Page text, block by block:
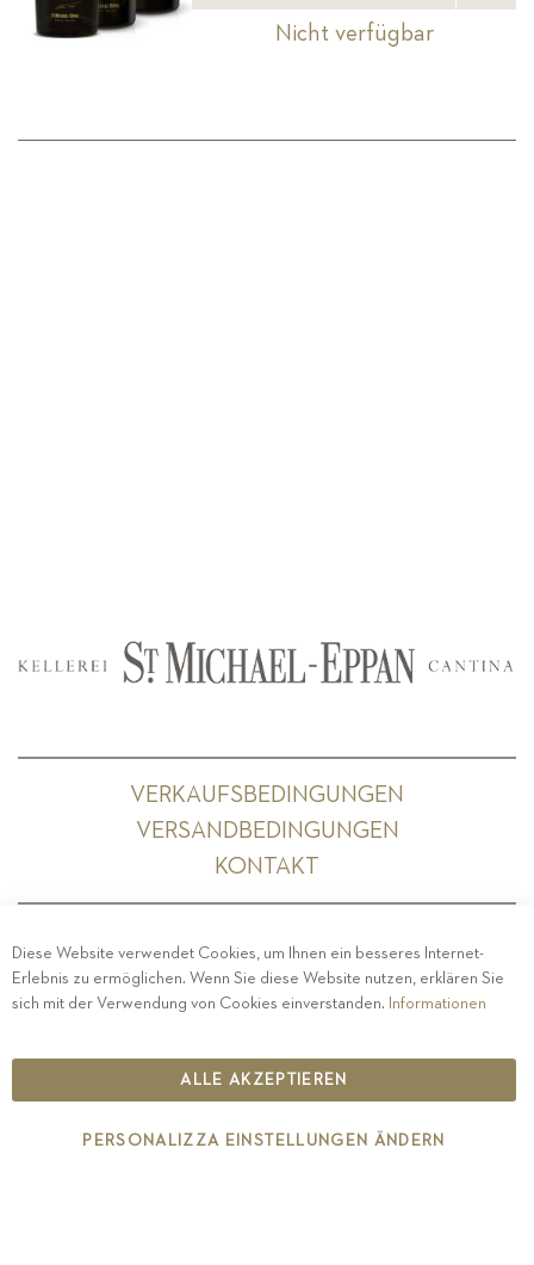
Nicht verfügbar
VERKAUFSBEDINGUNGEN
VERSANDBEDINGUNGEN
KONTAKT
PRIVACY-IMPRESSUM- COOKIE POLICY-
ETHISCHER KODEX
IT00126670215
Diese Website verwendet Cookies, um Ihnen ein besseres Internet-
Erlebnis zu ermöglichen. Wenn Sie diese Website nutzen, erklären Sie
sich mit der Verwendung von Cookies einverstanden. Informationen
ALLE AKZEPTIEREN
PERSONALIZZA EINSTELLUNGEN ÄNDERN